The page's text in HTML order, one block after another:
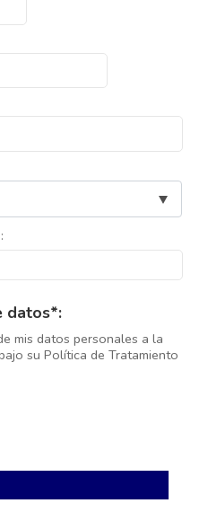
datos*:
mis datos personales a la
su Política de Tratamiento